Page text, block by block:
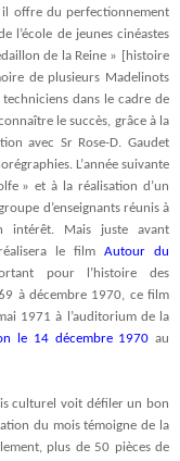
il offre du perfectionnement
l’école de jeunes cinéastes
de la Reine » [histoire
de plusieurs Madelinots
dans le cadre de
le succès, grâce à la
avec Sr Rose-D. Gaudet
L’année suivante
» et à la réalisation d’un
d’enseignants réunis à
intérêt.
Mais juste avant
réalisera le filmAutour du
pour l’histoire des
à décembre 1970, ce film
1971 à l’auditorium de la
le 14 décembre 1970 au
culturel voit défiler un bon
du mois témoigne de la
plus de 50 pièces de